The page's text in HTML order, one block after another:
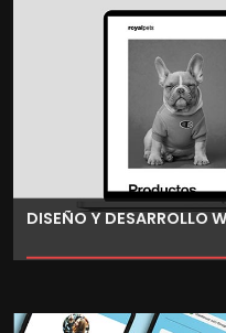
DISEÑO Y DESARROLLO
y a implementar